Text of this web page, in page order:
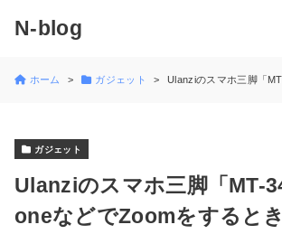
N-blog
ホーム ガジェット Ulanziのスマホ三脚「
ガジェット
Ulanziのスマホ三脚「MT-
oneなどでZoomをすると